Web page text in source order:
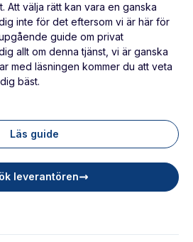
Att välja rätt kan vara en ganska
inte för det eftersom vi är här för
guide om privat
allt om denna tjänst, vi är ganska
med läsningen kommer du att veta
bäst.
Läs guide
leverantören